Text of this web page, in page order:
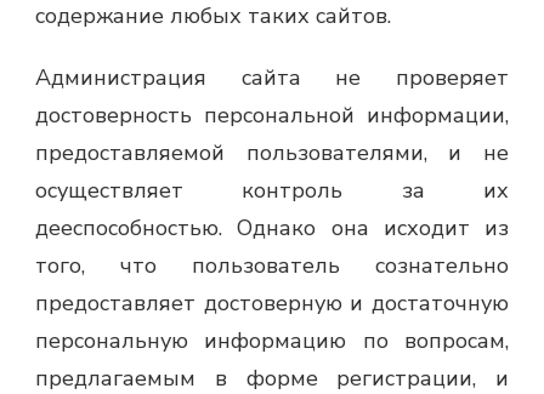
содержание любых таких сайтов.
Администрация сайта не проверяет
достоверность персональной информации,
предоставляемой пользователями, и не
осуществляет контроль за их
дееспособностью. Однако она исходит из
того, что пользователь сознательно
предоставляет достоверную и достаточную
персональную информацию по вопросам,
предлагаемым в форме регистрации, и